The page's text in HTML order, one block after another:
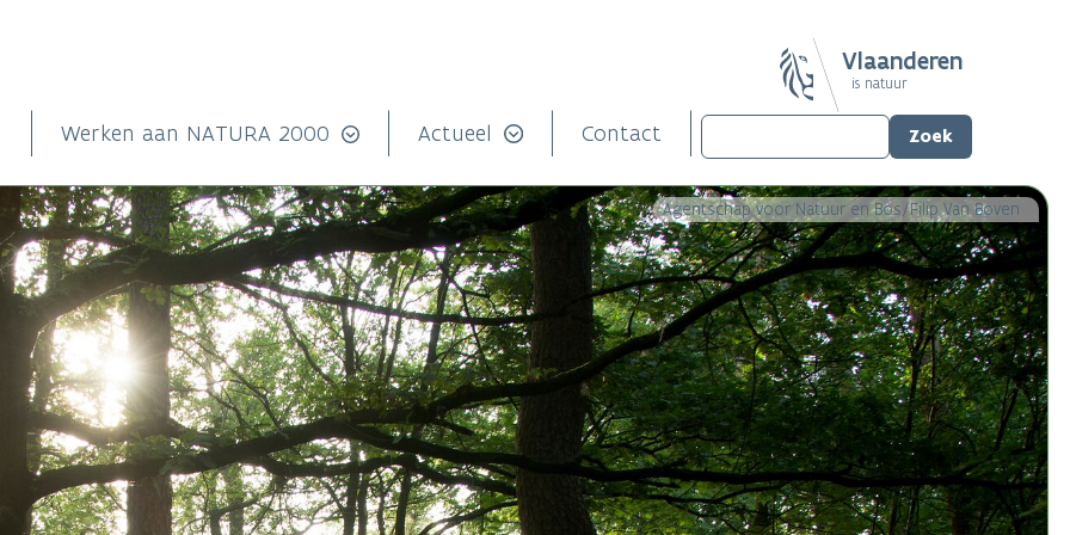
Vlaanderen
is natuur
Werken aan NATURA 2000 Actueel Contact
Agentschap voor Natuur en Bos/Filip Van Boven